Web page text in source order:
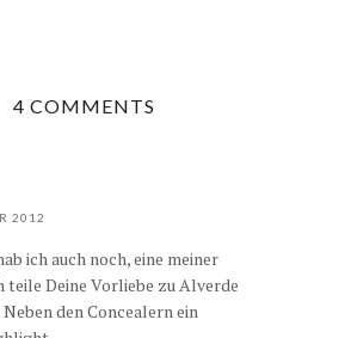
4 COMMENTS
2012
ich auch noch, eine meiner
teile Deine Vorliebe zu Alverde
den Concealern ein